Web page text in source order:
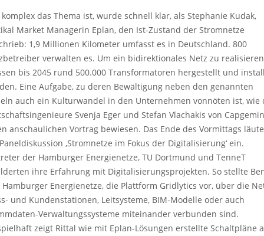
komplex das Thema ist, wurde schnell klar, als Stephanie Kudak,
Market Managerin Eplan, den Ist-Zustand der Stromnetze
1,9 Millionen Kilometer umfasst es in Deutschland. 800
verwalten es. Um ein bidirektionales Netz zu
bis 2045 rund 500.000 Transformatoren hergestellt und
Eine Aufgabe, zu deren Bewältigung neben den genannten
auch ein Kulturwandel in den Unternehmen vonnöten ist, wie
Svenja Eger und Stefan Vlachakis von
anschaulichen Vortrag bewiesen. Das Ende des Vormittags
‚Stromnetze im Fokus der Digitalisierung‘ ein.
der Hamburger Energienetze, TU Dortmund und TenneT
ihre Erfahrung mit Digitalisierungsprojekten. So stellte
Hamburger Energienetze, die Plattform Gridlytics vor, über die
und Kundenstationen, Leitsysteme, BIM-Modelle oder auch
Verwaltungssysteme miteinander verbunden sind.
zeigt Rittal wie mit Eplan-Lösungen erstellte Schaltpläne